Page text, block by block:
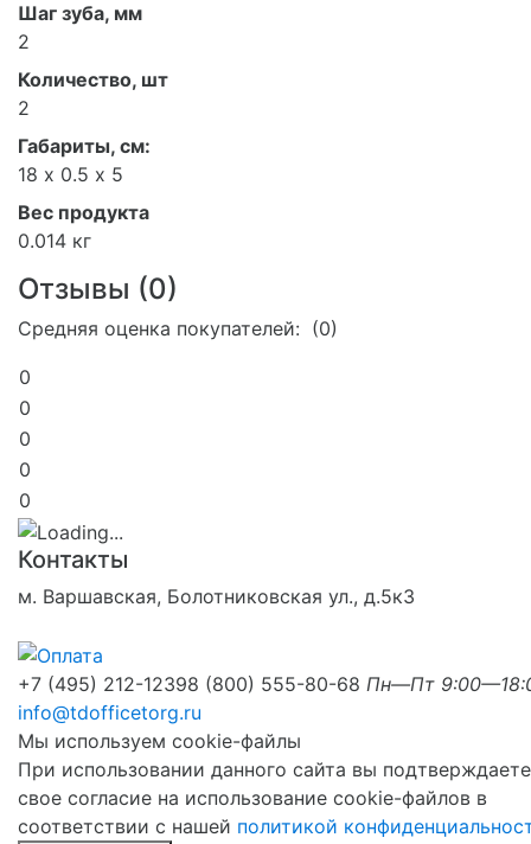
Шаг зуба, мм
2
Количество, шт
2
Габариты, см:
18 х 0.5 х 5
Вес продукта
0.014 кг
Отзывы (0)
Средняя оценка покупателей: (0)
0
0
0
0
0
Контакты
м. Варшавская, Болотниковская ул., д.5к3
+7 (495) 212-12398 (800) 555-80-68 Пн—Пт
info@tdofficetorg.ru
Мы используем cookie-файлы
При использовании данного сайта вы подтверждаете
свое согласие на использование cookie-файлов в
соответствии с нашей политикой